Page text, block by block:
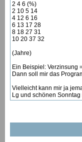
2 4 6 (%)
2 10 5 14
4 12 6 16
6 13 17 28
8 18 27 31
10 20 37 32
(Jahre)
Ein Beispiel: Verzinsung
Dann soll mir das
Vielleicht kann mir ja
Lg und schönen Sonntag